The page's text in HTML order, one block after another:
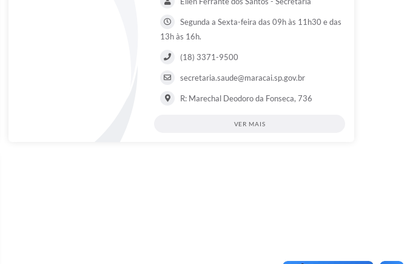
Segunda a Sexta-feira das 09h às 11h30 e das
13h às 16h.
(18) 3371-9500
secretaria.saude@maracai.sp.gov.br
R: Marechal Deodoro da Fonseca, 736
VER MAIS